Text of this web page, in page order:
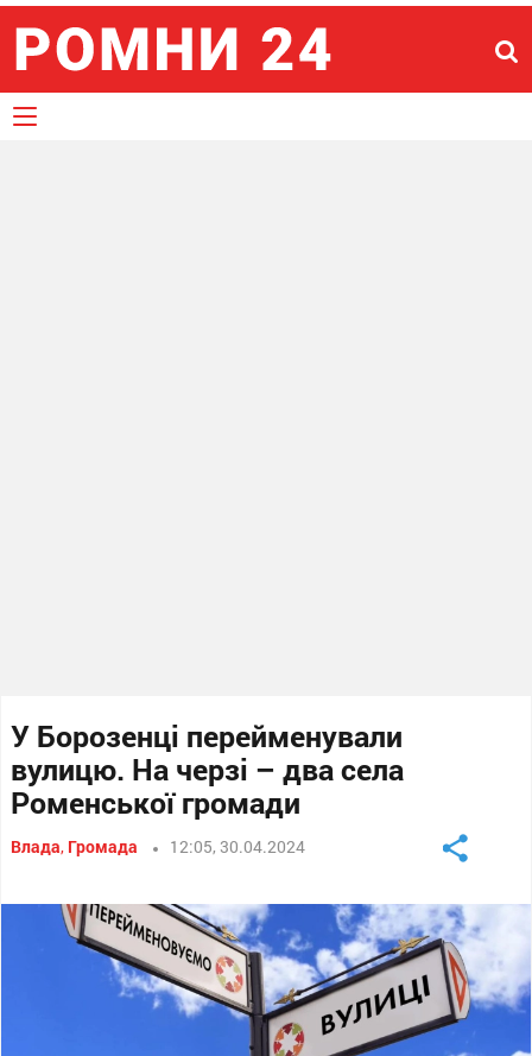
У Борозенці перейменували
вулицю. На черзі – два села
Роменської громади
Влада, Громада 12:05, 30.04.2024